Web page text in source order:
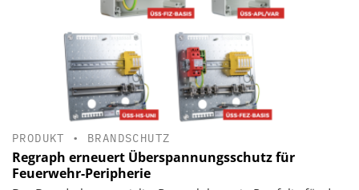
PRODUKT • BRANDSCHUTZ
Regraph erneuert Überspannungsschutz für
Feuerwehr-Peripherie